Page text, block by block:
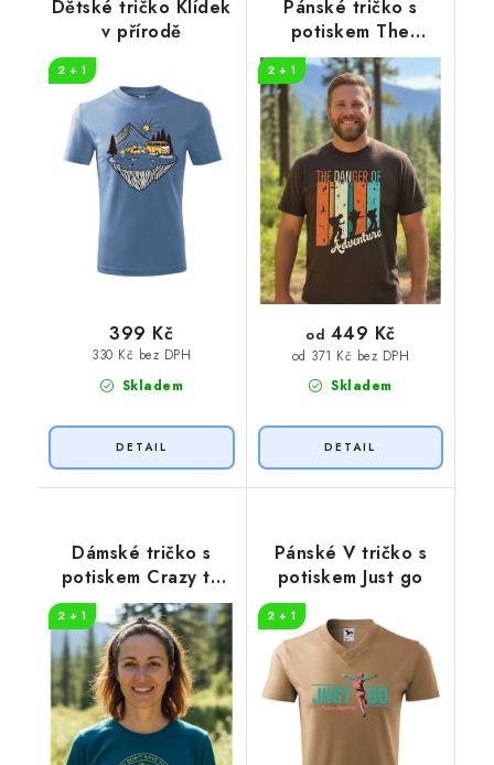
Dětské tričko Klídek
v přírodě
2 + 1
Skladem
330 Kč bez DPH
399 Kč
Pánské tričko s
potiskem The
danger
2 + 1
Skladem
od 371 Kč bez DPH
od 449 Kč
Dámské tričko s
potiskem Crazy to
camp
2 + 1
Pánské V tričko s
potiskem Just go
2 + 1